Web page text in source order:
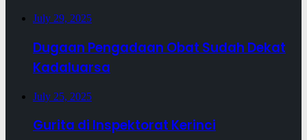
July 29, 2025
Dugaan Pengadaan Obat Sudah Dekat
Kadaluarsa
July 25, 2025
Gurita di Inspektorat Kerinci